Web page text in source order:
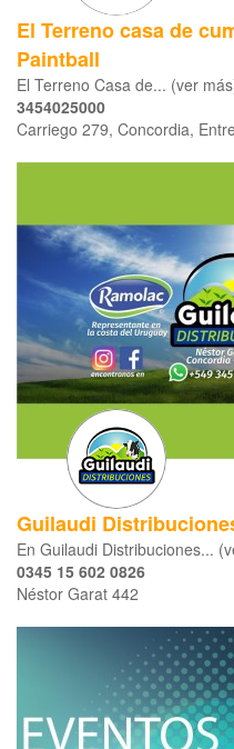
El Terreno casa de
Paintball
El Terreno Casa de... (ver
3454025000
Carriego 279, Concordia,
Guilaudi
En Guilaudi Distribuciones...
0345 15 602 0826
Néstor Garat 442